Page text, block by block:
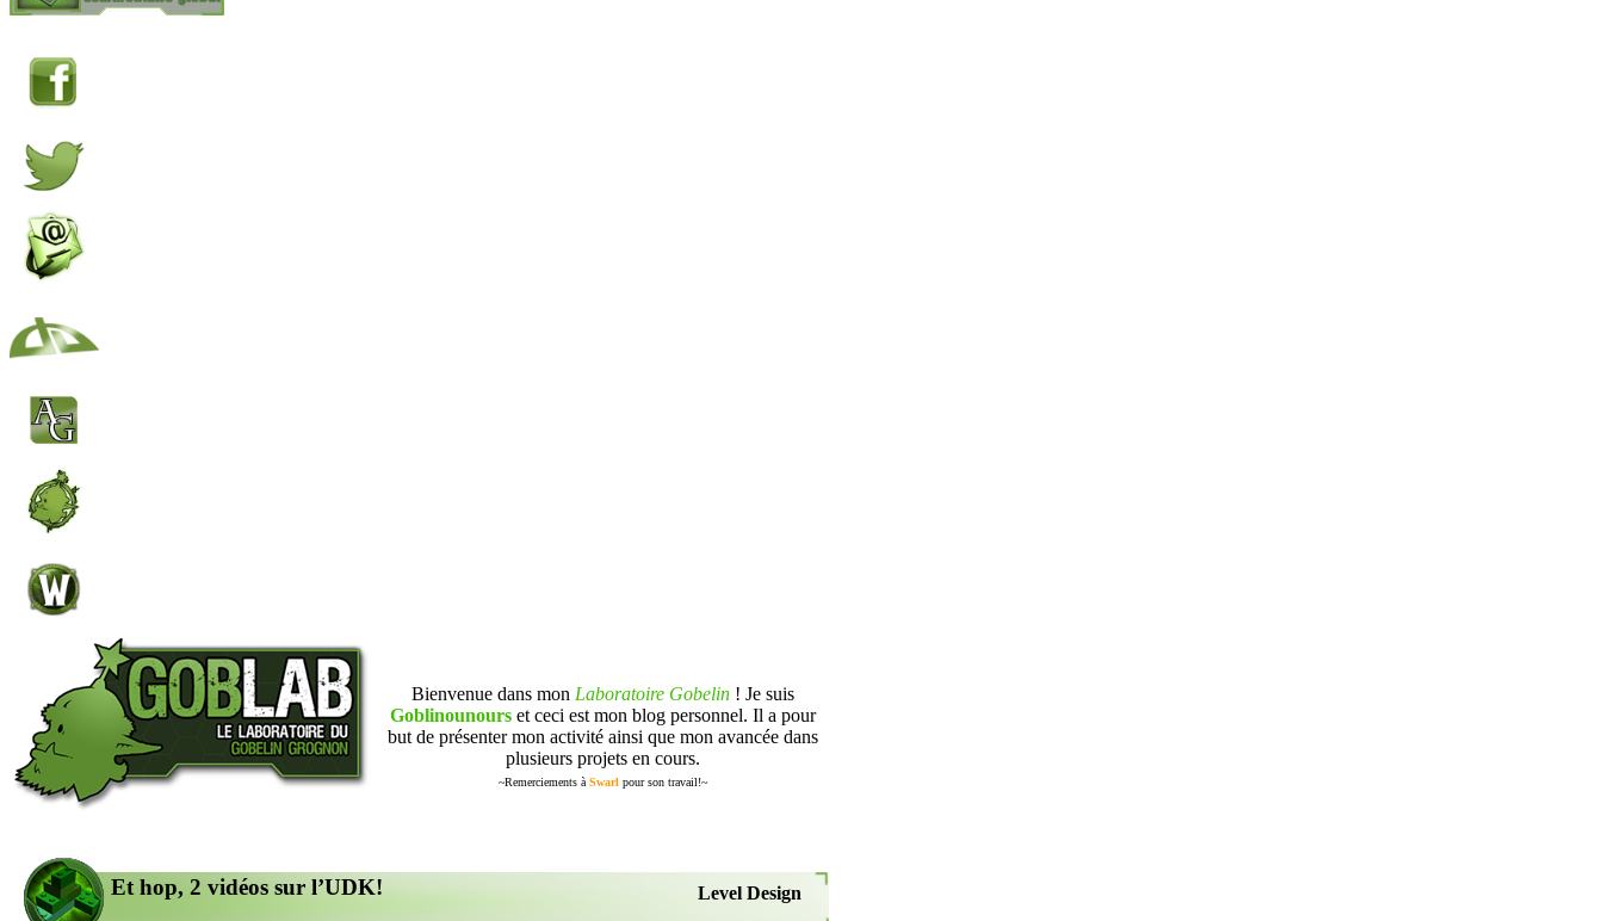
Bienvenue dans mon Laboratoire Gobelin! Je suis
Goblinounourset ceci est mon blog personnel. Il a pour
but de présenter mon activité ainsi que mon avancée dans
plusieurs projets en cours.
~Remerciements à Swarlpour son travail!~
Level Design
Et hop, 2 vidéos sur l’UDK!